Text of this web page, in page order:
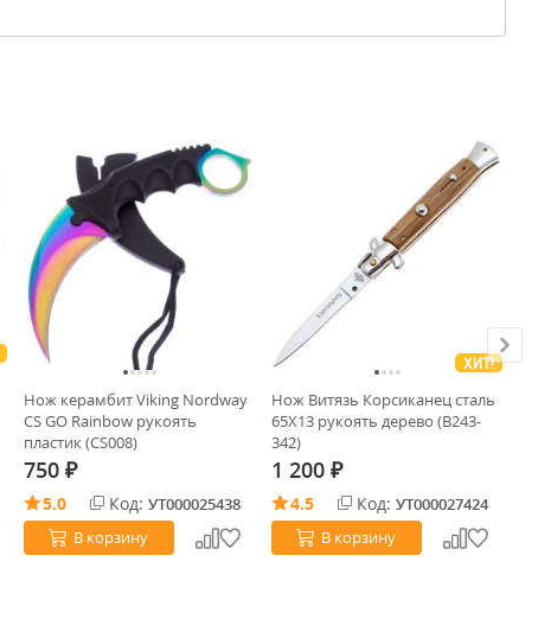
Нож керамбит Viking Nordway
CS GO Rainbow рукоять
пластик (CS008)
750 ₽
5.0 Код: УТ000025438
В корзину
ХИТ!
Нож Витязь Корсиканец сталь
65Х13 рукоять дерево (B243-
342)
1 200 ₽
4.5 Код: УТ000027424
В корзину